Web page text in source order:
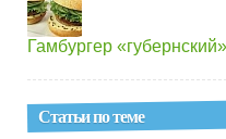
Гамбургер «губернский»
Статьи по теме